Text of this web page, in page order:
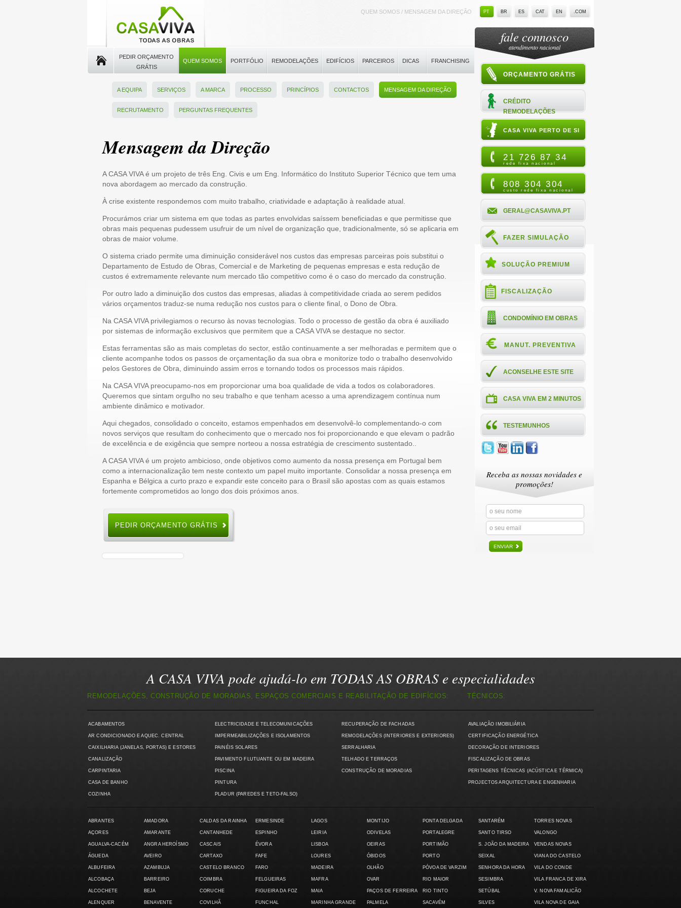
QUEM SOMOS / MENSAGEM DA DIREÇÃO PT BR ES CAT EN .COM
PEDIR ORÇAMENTO
GRÁTIS
QUEM SOMOS PORTFÓLIO REMODELAÇÕES EDIFÍCIOS PARCEIROS DICAS FRANCHISING
A EQUIPA SERVIÇOS A MARCA PROCESSO PRINCÍPIOS CONTACTOS MENSAGEM DA DIREÇÃO
RECRUTAMENTO PERGUNTAS FREQUENTES
Mensagem da Direção
A CASA VIVA é um projeto de três Eng. Civis e um Eng. Informático do Instituto Superior Técnico que tem uma
nova abordagem ao mercado da construção.
À crise existente respondemos com muito trabalho, criatividade e adaptação à realidade atual.
Procurámos criar um sistema em que todas as partes envolvidas saíssem beneficiadas e que permitisse que
obras mais pequenas pudessem usufruir de um nível de organização que, tradicionalmente, só se aplicaria em
obras de maior volume.
O sistema criado permite uma diminuição considerável nos custos das empresas parceiras pois substitui o
Departamento de Estudo de Obras, Comercial e de Marketing de pequenas empresas e esta redução de
custos é extremamente relevante num mercado tão competitivo como é o caso do mercado da construção.
Por outro lado a diminuição dos custos das empresas, aliadas à competitividade criada ao serem pedidos
vários orçamentos traduz-se numa redução nos custos para o cliente final, o Dono de Obra.
Na CASA VIVA privilegiamos o recurso às novas tecnologias. Todo o processo de gestão da obra é auxiliado
por sistemas de informação exclusivos que permitem que a CASA VIVA se destaque no sector.
Estas ferramentas são as mais completas do sector, estão continuamente a ser melhoradas e permitem que o
cliente acompanhe todos os passos de orçamentação da sua obra e monitorize todo o trabalho desenvolvido
pelos Gestores de Obra, diminuindo assim erros e tornando todos os processos mais rápidos.
Na CASA VIVA preocupamo-nos em proporcionar uma boa qualidade de vida a todos os colaboradores.
Queremos que sintam orgulho no seu trabalho e que tenham acesso a uma aprendizagem contínua num
ambiente dinâmico e motivador.
Aqui chegados, consolidado o conceito, estamos empenhados em desenvolvê-lo complementando-o com
novos serviços que resultam do conhecimento que o mercado nos foi proporcionando e que elevam o padrão
de excelência e de exigência que sempre norteou a nossa estratégia de crescimento sustentado..
A CASA VIVA é um projeto ambicioso, onde objetivos como aumento da nossa presença em Portugal bem
como a internacionalização tem neste contexto um papel muito importante. Consolidar a nossa presença em
Espanha e Bélgica a curto prazo e expandir este conceito para o Brasil são apostas com as quais estamos
fortemente comprometidos ao longo dos dois próximos anos.
PEDIR ORÇAMENTO GRÁTIS
fale connosco
atendimento nacional
ORÇAMENTO GRÁTIS
CRÉDITO
REMODELAÇÕES
CASA VIVA PERTO DE SI
21 726 87 34
rede fixa nacional
808 304 304
custo rede fixa nacional
GERAL@CASAVIVA.PT
FAZER SIMULAÇÃO
SOLUÇÃO PREMIUM
FISCALIZAÇÃO
CONDOMÍNIO EM OBRAS
MANUT. PREVENTIVA
ACONSELHE ESTE SITE
CASA VIVA EM 2 MINUTOS
TESTEMUNHOS
Receba as nossas novidades e
promoções!
ENVIAR
A CASA VIVA pode ajudá-lo em TODAS AS OBRAS e especialidades
REMODELAÇÕES, CONSTRUÇÃO DE MORADIAS, ESPAÇOS COMERCIAIS E REABILITAÇÃO DE EDIFÍCIOS: TÉCNICOS:
ACABAMENTOS
AR CONDICIONADO E AQUEC. CENTRAL
CAIXILHARIA (JANELAS, PORTAS) E ESTORES
CANALIZAÇÃO
CARPINTARIA
CASA DE BANHO
COZINHA
ELECTRICIDADE E TELECOMUNICAÇÕES
IMPERMEABILIZAÇÕES E ISOLAMENTOS
PAINÉIS SOLARES
PAVIMENTO FLUTUANTE OU EM MADEIRA
PISCINA
PINTURA
PLADUR (PAREDES E TETO-FALSO)
RECUPERAÇÃO DE FACHADAS
REMODELAÇÕES (INTERIORES E EXTERIORES)
SERRALHARIA
TELHADO E TERRAÇOS
CONSTRUÇÃO DE MORADIAS
AVALIAÇÃO IMOBILIÁRIA
CERTIFICAÇÃO ENERGÉTICA
DECORAÇÃO DE INTERIORES
FISCALIZAÇÃO DE OBRAS
PERITAGENS TÉCNICAS (ACÚSTICA E TÉRMICA)
PROJECTOS ARQUITECTURA E ENGENHARIA
ABRANTES
AÇORES
AGUALVA-CACÉM
ÁGUEDA
ALBUFEIRA
ALCOBAÇA
ALCOCHETE
ALENQUER
AMADORA
AMARANTE
ANGRA HEROÍSMO
AVEIRO
AZAMBUJA
BARREIRO
BEJA
BENAVENTE
CALDAS DA RAINHA
CANTANHEDE
CASCAIS
CARTAXO
CASTELO BRANCO
COIMBRA
CORUCHE
COVILHÃ
ERMESINDE
ESPINHO
ÉVORA
FAFE
FARO
FELGUEIRAS
FIGUEIRA DA FOZ
FUNCHAL
LAGOS
LEIRIA
LISBOA
LOURES
MADEIRA
MAFRA
MAIA
MARINHA GRANDE
MONTIJO
ODIVELAS
OEIRAS
ÓBIDOS
OLHÃO
OVAR
PAÇOS DE FERREIRA
PALMELA
PONTA DELGADA
PORTALEGRE
PORTIMÃO
PORTO
PÓVOA DE VARZIM
RIO MAIOR
RIO TINTO
SACAVÉM
SANTARÉM
SANTO TIRSO
S. JOÃO DA MADEIRA
SEIXAL
SENHORA DA HORA
SESIMBRA
SETÚBAL
SILVES
TORRES NOVAS
VALONGO
VENDAS NOVAS
VIANA DO CASTELO
VILA DO CONDE
VILA FRANCA DE XIRA
V. NOVA FAMALICÃO
VILA NOVA DE GAIA